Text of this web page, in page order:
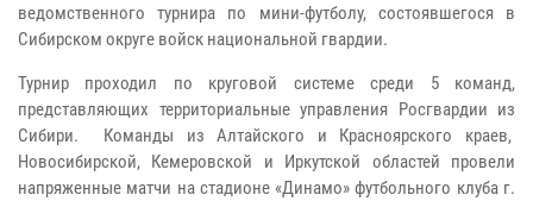
ведомственного турнира по мини-футболу, состоявшегося в
Сибирском округе войск национальной гвардии.
Турнир проходил по круговой системе среди 5 команд,
представляющих территориальные управления Росгвардии из
Сибири. Команды из Алтайского и Красноярского краев,
Новосибирской, Кемеровской и Иркутской областей провели
напряженные матчи на стадионе «Динамо» футбольного клуба г.